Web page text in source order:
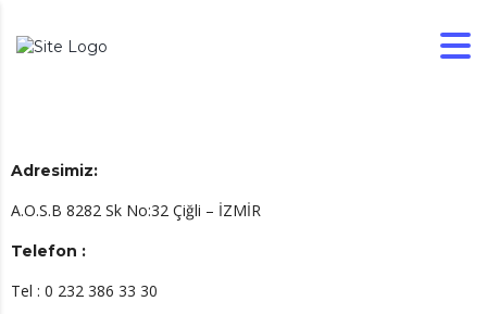
Adresimiz:
A.O.S.B 8282 Sk No:32 Çiğli – İZMİR
Telefon :
Tel : 0 232 386 33 30